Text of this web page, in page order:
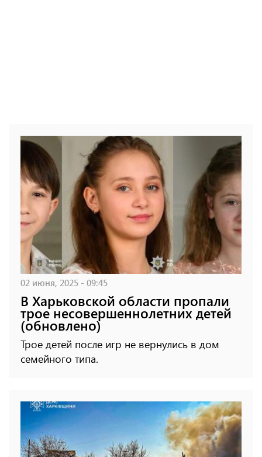
02 июня, 2025 - 09:45
В Харьковской области пропали
трое несовершеннолетних детей
(обновлено)
Трое детей после игр не вернулись в дом
семейного типа.